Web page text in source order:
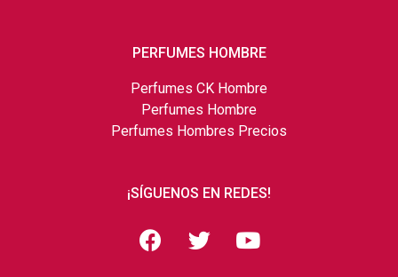
PERFUMES HOMBRE
Perfumes CK Hombre
Perfumes Hombre
Perfumes Hombres Precios
¡SÍGUENOS EN REDES!